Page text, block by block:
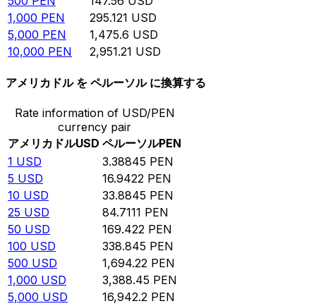
1,000 PEN 295.121 USD
5,000 PEN 1,475.6 USD
10,000 PEN 2,951.21 USD
アメリカドル を ペルーソル に換算する
Rate information of USD/PEN
currency pair
アメリカドルUSD ペルーソルPEN
1 USD 3.38845 PEN
5 USD 16.9422 PEN
10 USD 33.8845 PEN
25 USD 84.7111 PEN
50 USD 169.422 PEN
100 USD 338.845 PEN
500 USD 1,694.22 PEN
1,000 USD 3,388.45 PEN
5,000 USD 16,942.2 PEN